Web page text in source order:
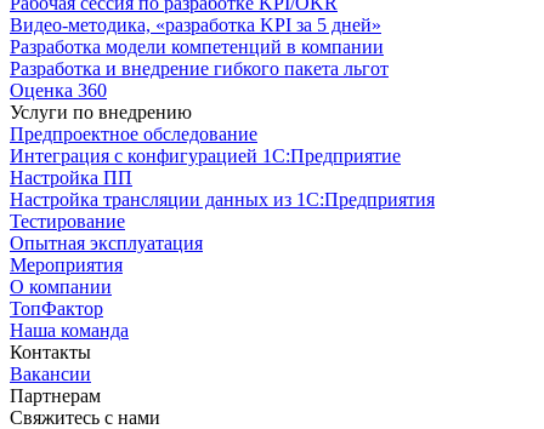
Видео-методика, «разработка KPI за 5 дней»
Разработка модели компетенций в компании
Разработка и внедрение гибкого пакета льгот
Оценка 360
Услуги по внедрению
Предпроектное обследование
Интеграция с конфигурацией 1С:Предприятие
Настройка ПП
Настройка трансляции данных из 1С:Предприятия
Тестирование
Опытная эксплуатация
Мероприятия
О компании
ТопФактор
Наша команда
Контакты
Вакансии
Партнерам
Свяжитесь с нами